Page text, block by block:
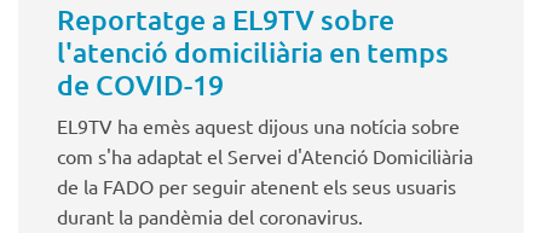
Reportatge a EL9TV sobre
l'atenció domiciliària en temps
de COVID-19
EL9TV ha emès aquest dijous una notícia sobre
com s'ha adaptat el Servei d'Atenció Domiciliària
de la FADO per seguir atenent els seus usuaris
durant la pandèmia del coronavirus.